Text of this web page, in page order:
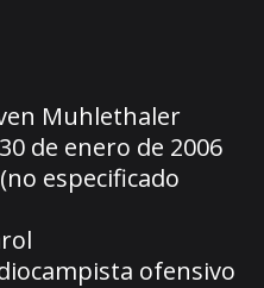
Muhlethaler
30 de enero de 2006
(no especificado
ofensivo